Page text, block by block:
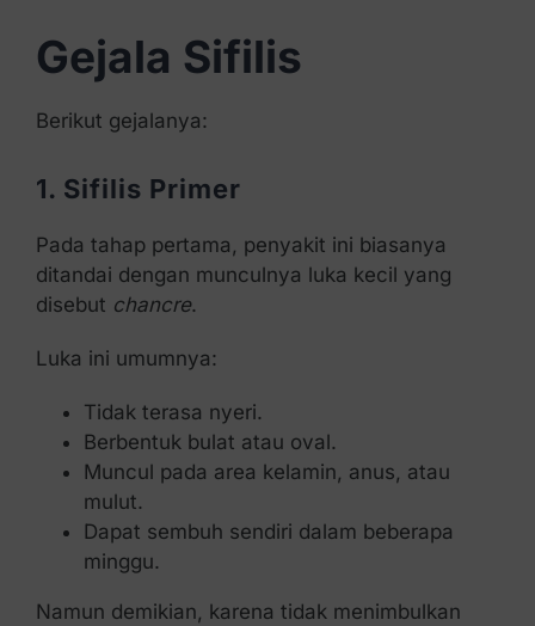
Gejala Sifilis
Berikut gejalanya:
1. Sifilis Primer
Pada tahap pertama, penyakit ini biasanya
ditandai dengan munculnya luka kecil yang
disebut chancre.
Luka ini umumnya:
Tidak terasa nyeri.
Berbentuk bulat atau oval.
Muncul pada area kelamin, anus, atau
mulut.
Dapat sembuh sendiri dalam beberapa
minggu.
Namun demikian, karena tidak menimbulkan